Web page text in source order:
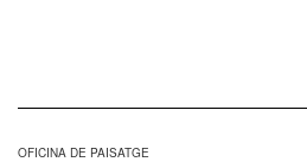
OFICINA DE PAISATGE